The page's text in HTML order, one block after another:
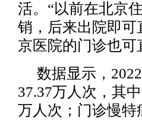
活。“以前在北京
销，后来出院即
京医院的门诊也可
数据显示，
37.37万人次，其
万人次；门诊慢特